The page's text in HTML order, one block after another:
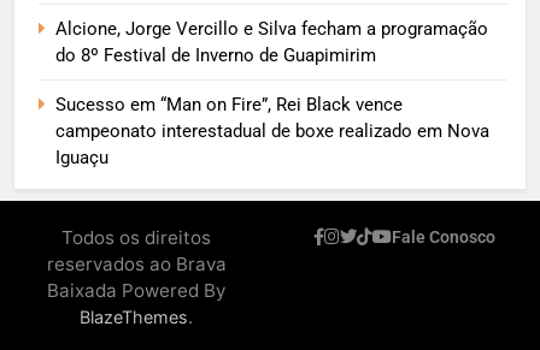
Alcione, Jorge Vercillo e Silva fecham a programação
do 8º Festival de Inverno de Guapimirim
Sucesso em “Man on Fire”, Rei Black vence
campeonato interestadual de boxe realizado em Nova
Iguaçu
Todos os direitos
reservados ao Brava
Baixada Powered By
BlazeThemes.
Fale Conosco